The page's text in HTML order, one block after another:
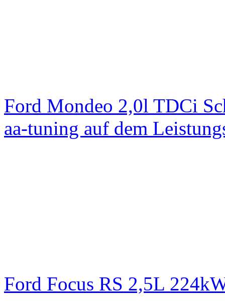
Ford Mondeo 2,0l TDCi
aa-tuning auf dem
Ford Focus RS 2,5L